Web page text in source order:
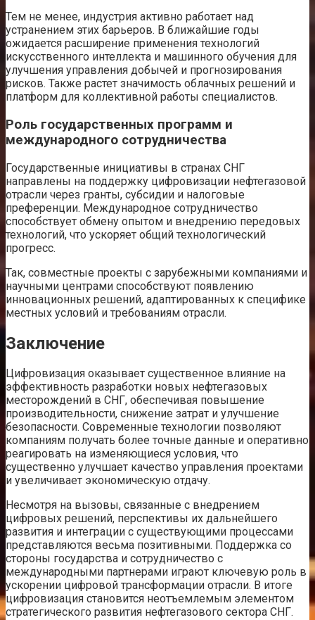
Тем не менее, индустрия активно работает над
устранением этих барьеров. В ближайшие годы
ожидается расширение применения технологий
искусственного интеллекта и машинного обучения для
улучшения управления добычей и прогнозирования
рисков. Также растет значимость облачных решений и
платформ для коллективной работы специалистов.
Роль государственных программ и
международного сотрудничества
Государственные инициативы в странах СНГ
направлены на поддержку цифровизации нефтегазовой
отрасли через гранты, субсидии и налоговые
преференции. Международное сотрудничество
способствует обмену опытом и внедрению передовых
технологий, что ускоряет общий технологический
прогресс.
Так, совместные проекты с зарубежными компаниями и
научными центрами способствуют появлению
инновационных решений, адаптированных к специфике
местных условий и требованиям отрасли.
Заключение
Цифровизация оказывает существенное влияние на
эффективность разработки новых нефтегазовых
месторождений в СНГ, обеспечивая повышение
производительности, снижение затрат и улучшение
безопасности. Современные технологии позволяют
компаниям получать более точные данные и оперативно
реагировать на изменяющиеся условия, что
существенно улучшает качество управления проектами
и увеличивает экономическую отдачу.
Несмотря на вызовы, связанные с внедрением
цифровых решений, перспективы их дальнейшего
развития и интеграции с существующими процессами
представляются весьма позитивными. Поддержка со
стороны государства и сотрудничество с
международными партнерами играют ключевую роль в
ускорении цифровой трансформации отрасли. В итоге
цифровизация становится неотъемлемым элементом
стратегического развития нефтегазового сектора СНГ.